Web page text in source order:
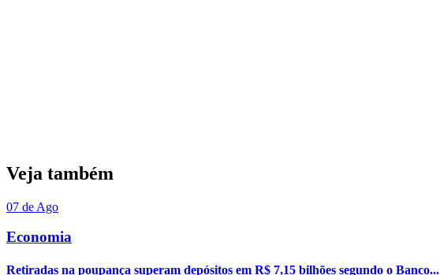
Veja também
07 de Ago
Economia
Retiradas na poupança superam depósitos em R$ 7,15 bilhões segundo o Banco...